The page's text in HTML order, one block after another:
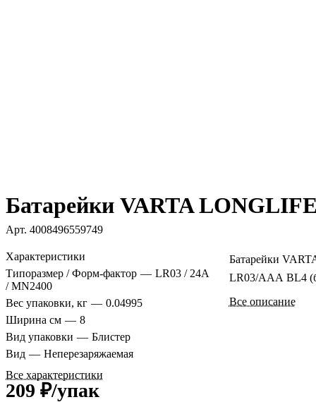
Батарейки VARTA
Арт. 4008496559749
Характеристики
Типоразмер / Форм-фактор — LR03 / 24A
/ MN2400
Вес упаковки, кг — 0.04995
Ширина см — 8
Вид упаковки — Блистер
Вид — Неперезаряжаемая
Все характеристики
Батарейки
LR03/ААА BL4
Все описание
209 ₽/упак